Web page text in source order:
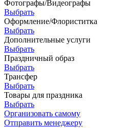
Фотографы/Видеографы
Выбрать
Оформление/Флориститка
Выбрать
Дополнительные услуги
Выбрать
Праздничный образ
Выбрать
Трансфер
Выбрать
Товары для праздника
Выбрать
Организовать самому
Отправить менеджеру